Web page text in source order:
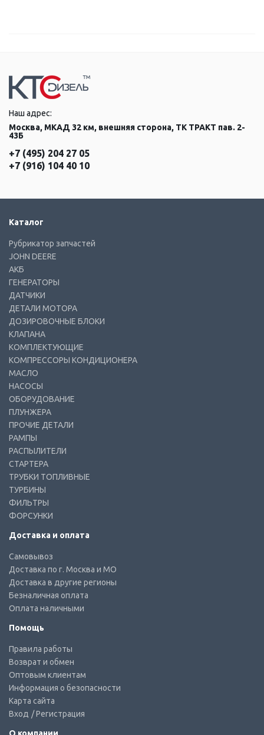
Наш адрес:
Москва, МКАД 32 км, внешняя сторона, ТК ТРАКТ пав. 2-
43Б
+7 (495) 204 27 05
+7 (916) 104 40 10
Каталог
Рубрикатор запчастей
JOHN DEERE
АКБ
ГЕНЕРАТОРЫ
ДАТЧИКИ
ДЕТАЛИ МОТОРА
ДОЗИРОВОЧНЫЕ БЛОКИ
КЛАПАНА
КОМПЛЕКТУЮЩИЕ
КОМПРЕССОРЫ КОНДИЦИОНЕРА
МАСЛО
НАСОСЫ
ОБОРУДОВАНИЕ
ПЛУНЖЕРА
ПРОЧИЕ ДЕТАЛИ
РАМПЫ
РАСПЫЛИТЕЛИ
СТАРТЕРА
ТРУБКИ ТОПЛИВНЫЕ
ТУРБИНЫ
ФИЛЬТРЫ
ФОРСУНКИ
Доставка и оплата
Самовывоз
Доставка по г. Москва и МО
Доставка в другие регионы
Безналичная оплата
Оплата наличными
Помощь
Правила работы
Возврат и обмен
Оптовым клиентам
Информация о безопасности
Карта сайта
Вход / Регистрация